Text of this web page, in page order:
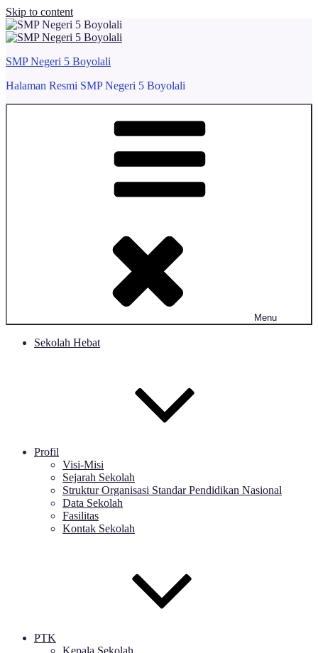
Skip to content
SMP Negeri 5 Boyolali
Halaman Resmi SMP Negeri 5 Boyolali
Menu
Sekolah Hebat
Profil
Visi-Misi
Sejarah Sekolah
Struktur Organisasi Standar Pendidikan Nasional
Data Sekolah
Fasilitas
Kontak Sekolah
PTK
Kepala Sekolah